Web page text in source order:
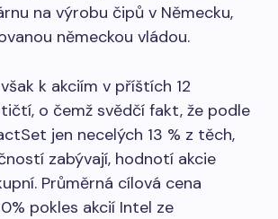
na výrobu čipů v Německu,
německou vládou.
k akciím v příštích 12
o čemž svědčí fakt, že podle
jen necelých 13 % z těch,
zabývají, hodnotí akcie
Průměrná cílová cena
pokles akcií Intel ze